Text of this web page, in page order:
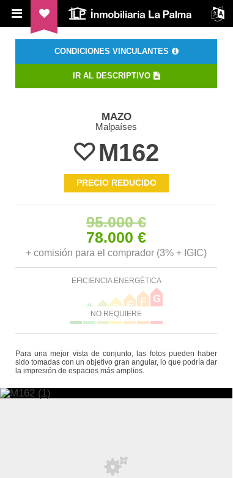
ILP Inmobiliaria La Palma
CONDICIONES VINCULANTES
IR AL DESCRIPTIVO
MAZO
Malpaíses
M162
PRECIO REDUCIDO
95.000 €
78.000 €
+ comisión para el comprador (3% + IGIC)
EFICIENCIA ENERGÉTICA
B C D E F G
NO REQUIERE
Para una mejor vista de conjunto, las fotos pueden haber
sido tomadas con un objetivo gran angular, lo que podría dar
la impresión de espacios más amplios.